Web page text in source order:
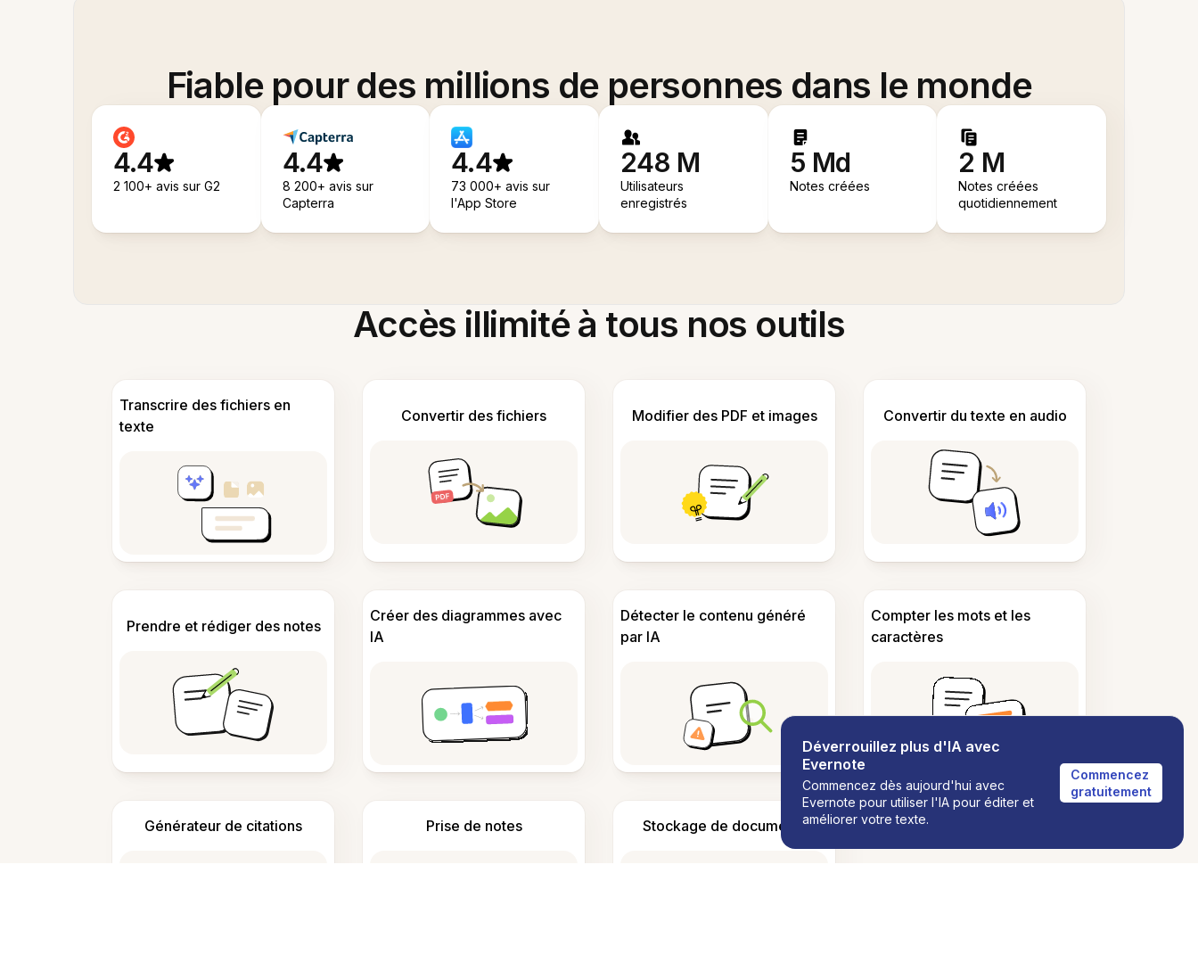
Fiable pour des millions de personnes dans le monde
4.4
2 100+ avis sur G2
4.4
8 200+ avis sur
Capterra
4.4
73 000+ avis sur
l'App Store
248 M
Utilisateurs
enregistrés
5 Md
Notes créées
2 M
Notes créées
quotidiennement
Accès illimité à tous nos outils
Transcrire des fichiers en
texte
Convertir des fichiers Modifier des PDF et images Convertir du texte en audio
Prendre et rédiger des notes
Créer des diagrammes avec
IA
Détecter le contenu généré
par IA
Compter les mots et les
caractères
Générateur de citations Prise de notes Stockage de documents
Déverrouillez plus d'IA avec
Evernote
Commencez dès aujourd'hui avec
Evernote pour utiliser l'IA pour éditer et
améliorer votre texte.
Commencez
gratuitement